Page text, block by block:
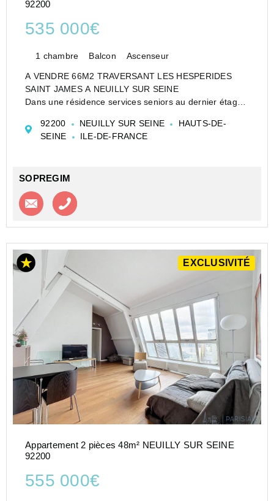
92200
535 000€
1 chambre Balcon Ascenseur
A VENDRE 66M2 TRAVERSANT LES HESPERIDES
SAINT JAMES A NEUILLY SUR SEINE
Dans une résidence services seniors au dernier étage
principales, anciennement trois pièces. Il comprend
une entrée, un salon, une chamb...
92200 NEUILLY SUR SEINE
HAUTS-DE-
SEINE
ILE-DE-FRANCE
SOPREGIM
Contacter l'agence
EXCLUSIVITÉ
Appartement 2 pièces 48m² NEUILLY SUR SEINE
92200
555 000€